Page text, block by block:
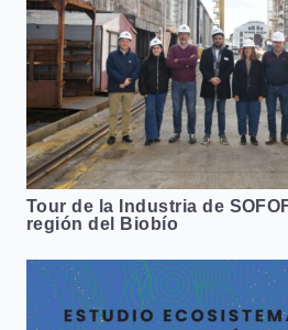
Tour de la Industria de
región del Biobío